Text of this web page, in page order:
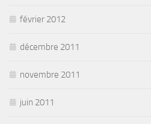
février 2012
décembre 2011
novembre 2011
juin 2011